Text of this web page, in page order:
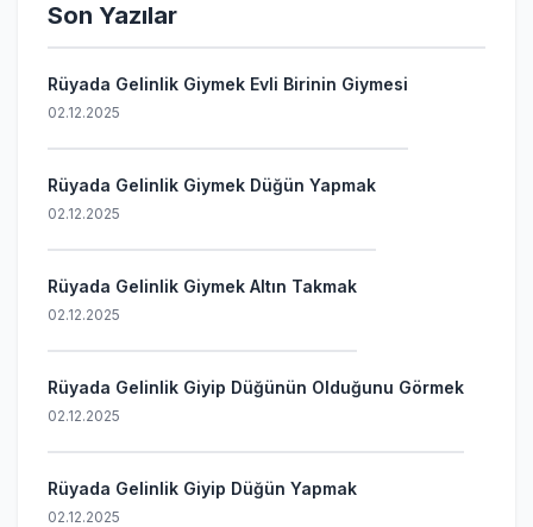
Son Yazılar
Rüyada Gelinlik Giymek Evli Birinin Giymesi
02.12.2025
Rüyada Gelinlik Giymek Düğün Yapmak
02.12.2025
Rüyada Gelinlik Giymek Altın Takmak
02.12.2025
Rüyada Gelinlik Giyip Düğünün Olduğunu Görmek
02.12.2025
Rüyada Gelinlik Giyip Düğün Yapmak
02.12.2025